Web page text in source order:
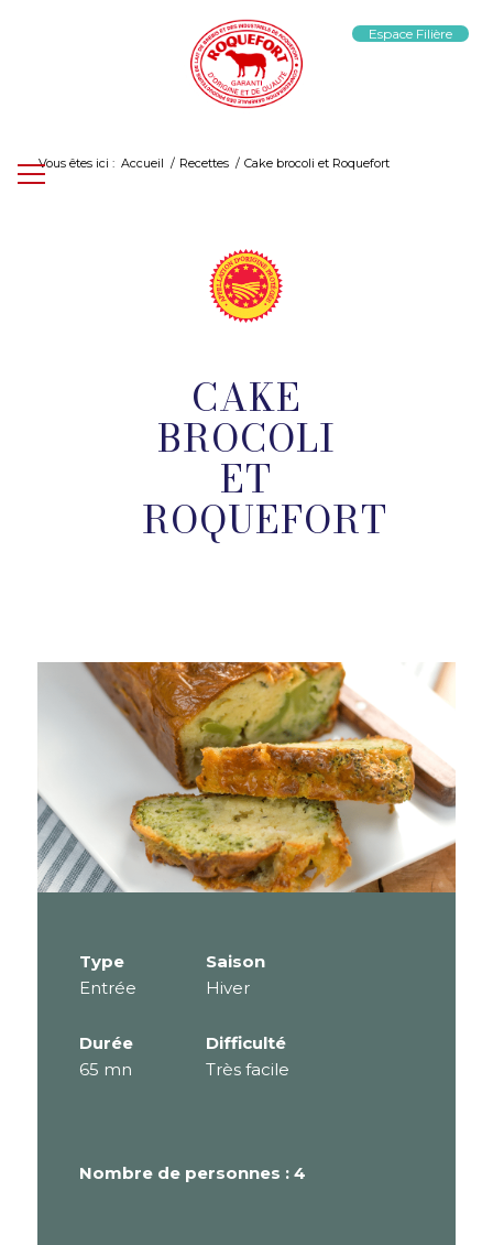
Espace Filière
Vous êtes ici : Accueil / Recettes / Cake brocoli et Roquefort
CAKE
BROCOLI
ET
ROQUEFORT
Type
Entrée
Saison
Hiver
Durée
65 mn
Difficulté
Très facile
Nombre de personnes : 4